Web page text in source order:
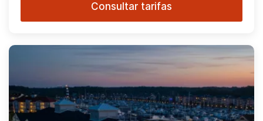
Consultar tarifas